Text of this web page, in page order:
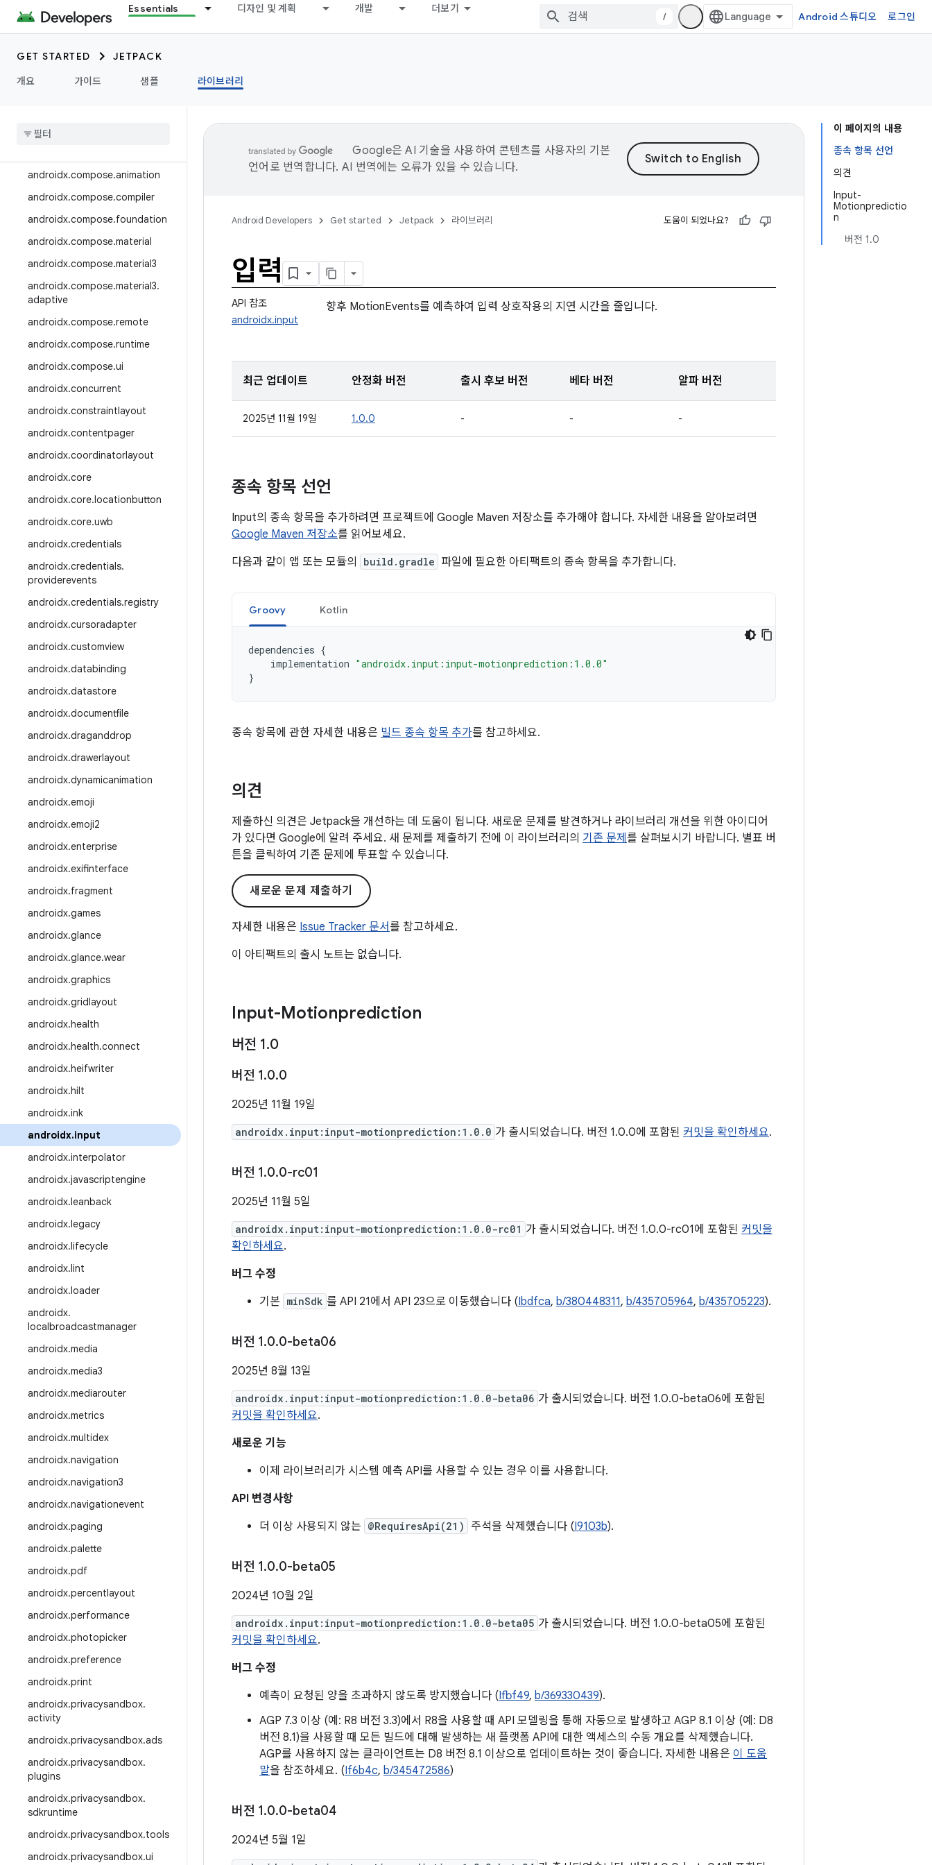
Essentials 디자인 및 계획 개발 더보기
/ Android 스튜디오 로그인
GET STARTED
JETPACK
개요
가이드 샘플 라이브러리
androidx.camera.media3
androidx.car
androidx.car.app
androidx
androidx.compose.animation
androidx.compose.compiler
androidx.compose.foundation
androidx.compose.material
androidx.compose.material3
androidx.compose.material3.
adaptive
androidx.compose.remote
androidx.compose.runtime
androidx.compose.ui
androidx.concurrent
androidx.constraintlayout
androidx.contentpager
androidx.coordinatorlayout
androidx.core
androidx.core.locationbutton
androidx.core.uwb
androidx.credentials
androidx.credentials.
providerevents
androidx.credentials.registry
androidx.cursoradapter
androidx.customview
androidx.databinding
androidx.datastore
androidx.documentfile
androidx.draganddrop
androidx.drawerlayout
androidx.dynamicanimation
androidx.emoji
androidx.emoji2
androidx.enterprise
androidx.exifinterface
androidx.fragment
androidx.games
androidx.glance
androidx.glance.wear
androidx.graphics
androidx.gridlayout
androidx.health
androidx.health.connect
androidx.heifwriter
androidx.hilt
androidx.ink
androidx.input
androidx.interpolator
androidx.javascriptengine
androidx.leanback
androidx.legacy
androidx.lifecycle
androidx.lint
androidx.loader
androidx.
localbroadcastmanager
androidx.media
androidx.media3
androidx.mediarouter
androidx.metrics
androidx.multidex
androidx.navigation
androidx.navigation3
androidx.navigationevent
androidx.paging
androidx.palette
androidx.pdf
androidx.percentlayout
androidx.performance
androidx.photopicker
androidx.preference
androidx.print
androidx.privacysandbox.
activity
androidx.privacysandbox.ads
androidx.privacysandbox.
plugins
androidx.privacysandbox.
sdkruntime
androidx.privacysandbox.tools
androidx.privacysandbox.ui
이 페이지의 내용
종속 항목 선언
의견
Input-
Motionpredictio
n
버전 1.0
Google은 AI 기술을 사용하여 콘텐츠를 사용자의 기본
언어로 번역합니다. AI 번역에는 오류가 있을 수 있습니다.
Android Developers Get started Jetpack 라이브러리 도움이 되었나요?
입력
API 참조
androidx.input
향후 MotionEvents를 예측하여 입력 상호작용의 지연 시간을 줄입니다.
최근 업데이트 안정화 버전 출시 후보 버전 베타 버전 알파 버전
2025년 11월 19일 1.0.0 - - -
종속 항목 선언
Input의 종속 항목을 추가하려면 프로젝트에 Google Maven 저장소를 추가해야 합니다. 자세한 내용을 알아보려면
Google Maven 저장소를 읽어보세요.
다음과 같이 앱 또는 모듈의
build.gradle 파일에 필요한 아티팩트의 종속 항목을 추가합니다.
Groovy Kotlin
dependencies {
implementation "androidx.input:input-motionprediction:1.0.0"
}
종속 항목에 관한 자세한 내용은 빌드 종속 항목 추가를 참고하세요.
의견
제출하신 의견은 Jetpack을 개선하는 데 도움이 됩니다. 새로운 문제를 발견하거나 라이브러리 개선을 위한 아이디어
가 있다면 Google에 알려 주세요. 새 문제를 제출하기 전에 이 라이브러리의 기존 문제 를 살펴보시기 바랍니다. 별표 버
튼을 클릭하여 기존 문제에 투표할 수 있습니다.
새로운 문제 제출하기
자세한 내용은 Issue Tracker 문서를 참고하세요.
이 아티팩트의 출시 노트는 없습니다.
Input-Motionprediction
버전 1.0
버전 1.0.0
2025년 11월 19일
androidx.input:input-motionprediction:1.0.0 가 출시되었습니다. 버전 1.0.0에 포함된 커밋을 확인하세요.
버전 1.0.0-rc01
2025년 11월 5일
androidx.input:input-motionprediction:1.0.0-rc01 가 출시되었습니다. 버전 1.0.0-rc01에 포함된 커밋을
확인하세요.
버그 수정
기본 minSdk 를 API 21에서 API 23으로 이동했습니다 (Ibdfca, b/380448311, b/435705964, b/435705223).
버전 1.0.0-beta06
2025년 8월 13일
androidx.input:input-motionprediction:1.0.0-beta06 가 출시되었습니다. 버전 1.0.0-beta06에 포함된
커밋을 확인하세요.
새로운 기능
이제 라이브러리가 시스템 예측 API를 사용할 수 있는 경우 이를 사용합니다.
API 변경사항
더 이상 사용되지 않는 @RequiresApi(21) 주석을 삭제했습니다 (I9103b).
버전 1.0.0-beta05
2024년 10월 2일
androidx.input:input-motionprediction:1.0.0-beta05 가 출시되었습니다. 버전 1.0.0-beta05에 포함된
커밋을 확인하세요.
버그 수정
예측이 요청된 양을 초과하지 않도록 방지했습니다 (Ifbf49, b/369330439).
AGP 7.3 이상 (예: R8 버전 3.3)에서 R8을 사용할 때 API 모델링을 통해 자동으로 발생하고 AGP 8.1 이상 (예: D8
버전 8.1)을 사용할 때 모든 빌드에 대해 발생하는 새 플랫폼 API에 대한 액세스의 수동 개요를 삭제했습니다.
AGP를 사용하지 않는 클라이언트는 D8 버전 8.1 이상으로 업데이트하는 것이 좋습니다. 자세한 내용은 이 도움
말을 참조하세요. (If6b4c, b/345472586)
버전 1.0.0-beta04
2024년 5월 1일